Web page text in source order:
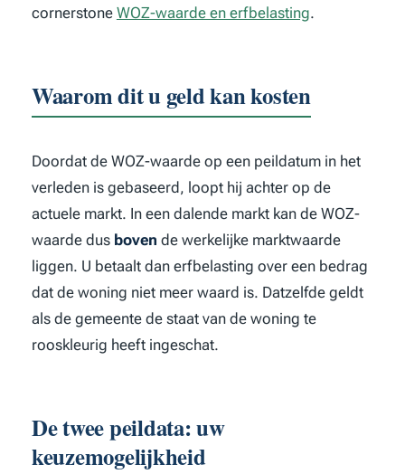
cornerstone WOZ-waarde en erfbelasting.
Waarom dit u geld kan kosten
Doordat de WOZ-waarde op een peildatum in het
verleden is gebaseerd, loopt hij achter op de
actuele markt. In een dalende markt kan de WOZ-
waarde dus boven de werkelijke marktwaarde
liggen. U betaalt dan erfbelasting over een bedrag
dat de woning niet meer waard is. Datzelfde geldt
als de gemeente de staat van de woning te
rooskleurig heeft ingeschat.
De twee peildata: uw
keuzemogelijkheid